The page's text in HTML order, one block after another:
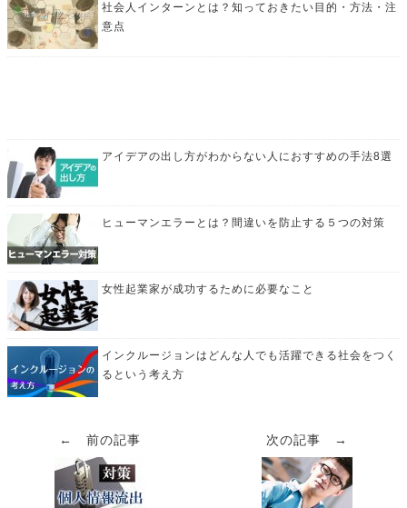
社会人インターンとは？知っておきたい目的・方法・注
意点
アイデアの出し方がわからない人におすすめの手法8選
ヒューマンエラーとは？間違いを防止する５つの対策
女性起業家が成功するために必要なこと
インクルージョンはどんな人でも活躍できる社会をつく
るという考え方
← 前の記事 次の記事 →